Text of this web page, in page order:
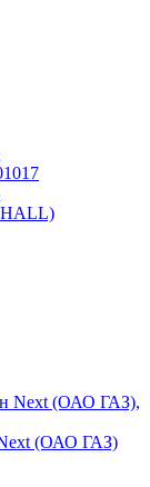
(ОАО ГАЗ)